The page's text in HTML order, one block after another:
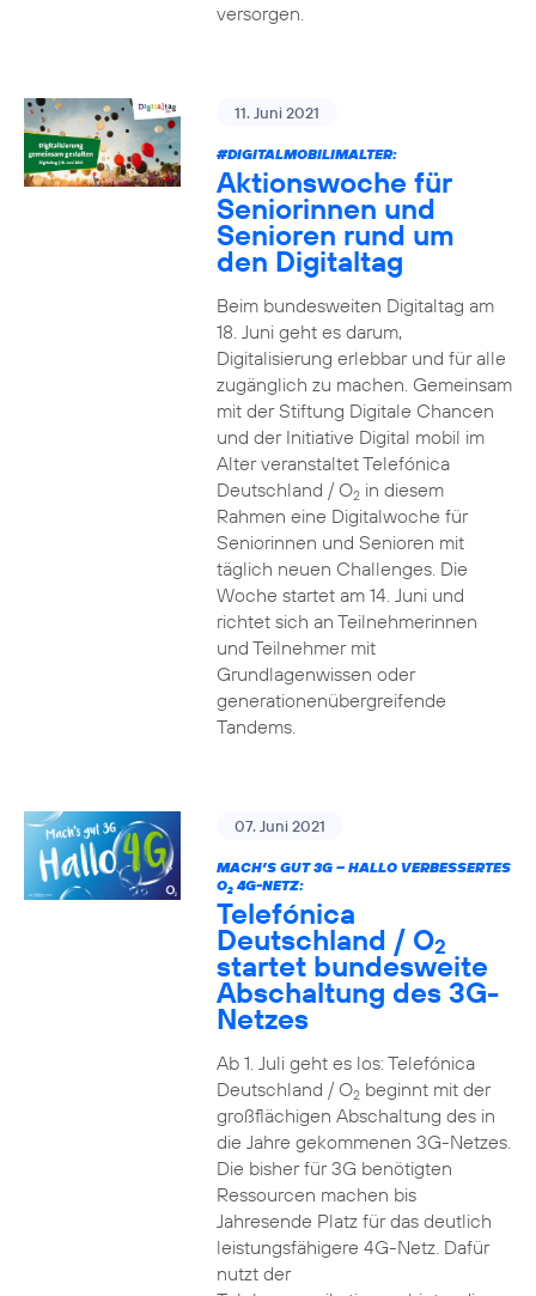
versorgen.
11. Juni 2021
#DIGITALMOBILIMALTER:
Aktionswoche für
Seniorinnen und
Senioren rund um
den Digitaltag
Beim bundesweiten Digitaltag am
18. Juni geht es darum,
Digitalisierung erlebbar und für alle
zugänglich zu machen. Gemeinsam
mit der Stiftung Digitale Chancen
und der Initiative Digital mobil im
Alter veranstaltet Telefónica
Deutschland / O2in diesem
Rahmen eine Digitalwoche für
Seniorinnen und Senioren mit
täglich neuen Challenges. Die
Woche startet am 14. Juni und
richtet sich an Teilnehmerinnen
und Teilnehmer mit
Grundlagenwissen oder
generationenübergreifende
Tandems.
07. Juni 2021
MACH’S GUT 3G – HALLO VERBESSERTES
O24G-NETZ:
Telefónica
Deutschland / O2
startet bundesweite
Abschaltung des 3G-
Netzes
Ab 1. Juli geht es los: Telefónica
Deutschland / O2beginnt mit der
großflächigen Abschaltung des in
die Jahre gekommenen 3G-Netzes.
Die bisher für 3G benötigten
Ressourcen machen bis
Jahresende Platz für das deutlich
leistungsfähigere 4G-Netz. Dafür
nutzt der